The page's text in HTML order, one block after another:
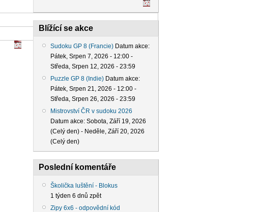
Blížící se akce
Sudoku GP 8 (Francie) Datum akce:
Pátek, Srpen 7, 2026 - 12:00 -
Středa, Srpen 12, 2026 - 23:59
Puzzle GP 8 (Indie) Datum akce:
Pátek, Srpen 21, 2026 - 12:00 -
Středa, Srpen 26, 2026 - 23:59
Mistrovství ČR v sudoku 2026
Datum akce: Sobota, Září 19, 2026
(Celý den) - Neděle, Září 20, 2026
(Celý den)
Poslední komentáře
Školička luštění - Blokus
1 týden 6 dnů zpět
Zipy 6x6 - odpovědní kód